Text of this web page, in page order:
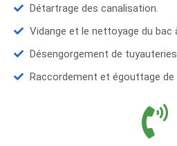
Détartrage des canalisation.
Vidange et le nettoyage du bac
Désengorgement de
Raccordement et égouttage de